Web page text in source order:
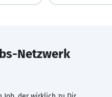
Netzwerk